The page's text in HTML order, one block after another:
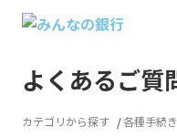
よくあるご質
カテゴリから探す 各種手続